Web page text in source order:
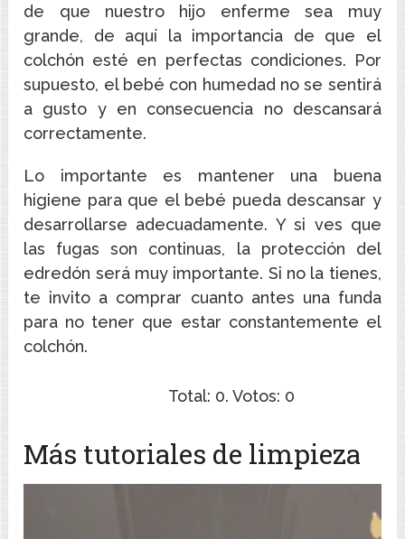
de que nuestro hijo enferme sea muy
grande, de aquí la importancia de que el
colchón esté en perfectas condiciones. Por
supuesto, el bebé con humedad no se sentirá
a gusto y en consecuencia no descansará
correctamente.
Lo importante es mantener una buena
higiene para que el bebé pueda descansar y
desarrollarse adecuadamente. Y si ves que
las fugas son continuas, la protección del
edredón será muy importante. Si no la tienes,
te invito a comprar cuanto antes una funda
para no tener que estar constantemente el
colchón.
Total: 0. Votos: 0
Más tutoriales de limpieza